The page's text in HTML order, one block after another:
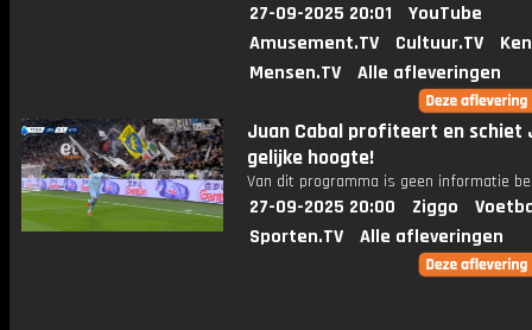
27-09-2025 20:01
YouTube
Amusement.TV
Cultuur.TV
Mensen.TV
Alle afleveringen
Juan Cabal profiteert en schiet
gelijke hoogte!
Van dit programma is geen informatie
27-09-2025 20:00 Ziggo
Sporten.TV
Alle afleveringen